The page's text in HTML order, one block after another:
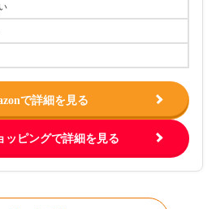
で詳細を見る
ッピングで詳細を見る